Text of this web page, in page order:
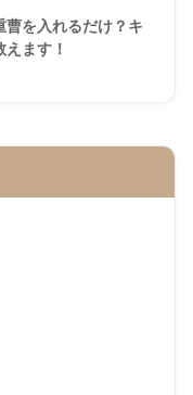
曹を入れるだけ？キ
ます！